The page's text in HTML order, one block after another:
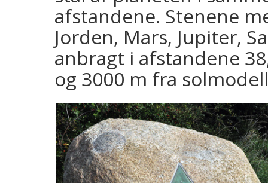
afstandene. Stenene
Jorden, Mars, Jupiter,
anbragt i afstandene
og 3000 m fra